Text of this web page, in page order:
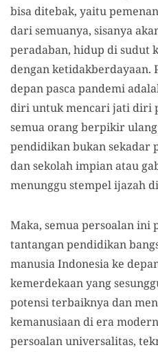
bisa ditebak, yaitu
dari semuanya, sisanya
peradaban, hidup di sudut
dengan ketidakberdayaan.
depan pasca pandemi
diri untuk mencari jati diri
semua orang berpikir
pendidikan bukan
dan sekolah impian atau
menunggu stempel ijazah
Maka, semua persoalan ini
tantangan pendidikan
manusia Indonesia ke
kemerdekaan yang
potensi terbaiknya dan
kemanusiaan di era
persoalan universalitas,